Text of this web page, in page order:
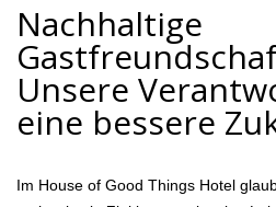
Nachhaltige
Unsere
eine bessere
Im House of Good Things Hotel